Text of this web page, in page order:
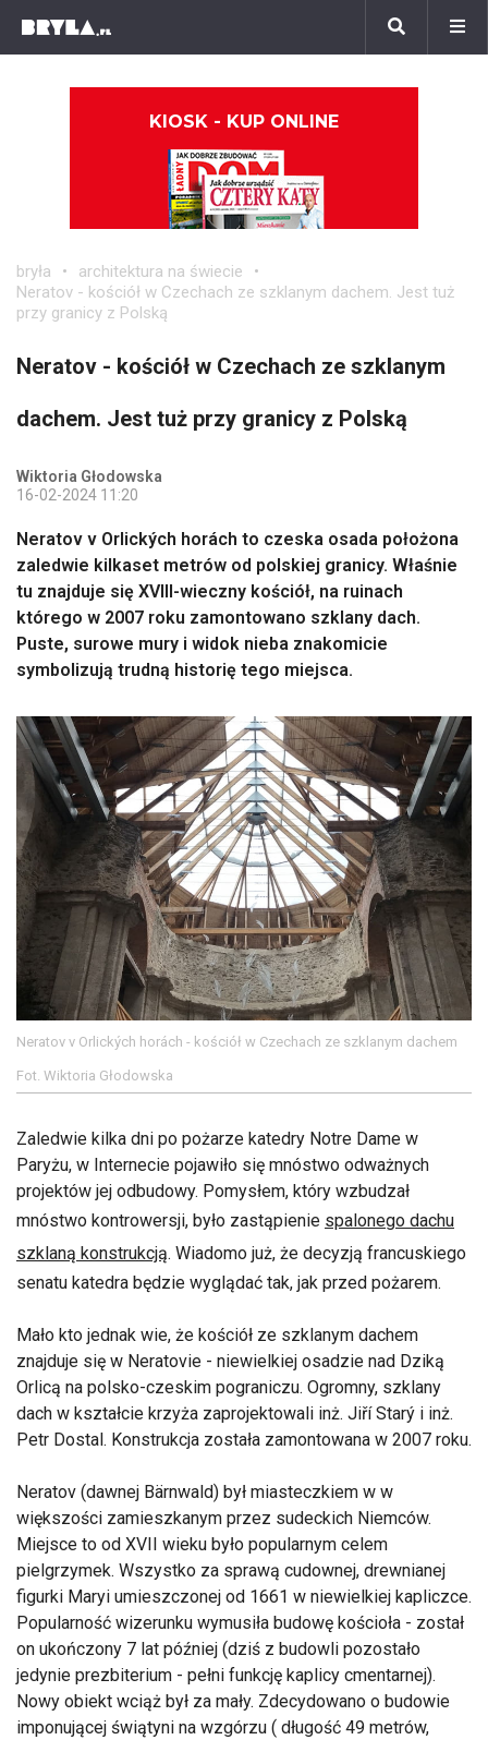
KIOSK - KUP ONLINE
bryła
architektura na świecie
Neratov - kościół w Czechach ze szklanym dachem. Jest tuż
przy granicy z Polską
Neratov - kościół w Czechach ze szklanym
dachem. Jest tuż przy granicy z Polską
Wiktoria Głodowska
16-02-2024 11:20
Neratov v Orlických horách to czeska osada położona
zaledwie kilkaset metrów od polskiej granicy. Właśnie
tu znajduje się XVIII-wieczny kościół, na ruinach
którego w 2007 roku zamontowano szklany dach.
Puste, surowe mury i widok nieba znakomicie
symbolizują trudną historię tego miejsca.
Neratov v Orlických horách - kościół w Czechach ze szklanym dachem
Fot. Wiktoria Głodowska
Zaledwie kilka dni po pożarze katedry Notre Dame w
Paryżu, w Internecie pojawiło się mnóstwo odważnych
projektów jej odbudowy. Pomysłem, który wzbudzał
mnóstwo kontrowersji, było zastąpienie spalonego dachu
szklaną konstrukcją. Wiadomo już, że decyzją francuskiego
senatu katedra będzie wyglądać tak, jak przed pożarem.
Mało kto jednak wie, że kościół ze szklanym dachem
znajduje się w Neratovie - niewielkiej osadzie nad Dziką
Orlicą na polsko-czeskim pograniczu. Ogromny, szklany
dach w kształcie krzyża zaprojektowali inż. Jiří Starý i inż.
Petr Dostal. Konstrukcja została zamontowana w 2007 roku.
Neratov (dawnej Bärnwald) był miasteczkiem w w
większości zamieszkanym przez sudeckich Niemców.
Miejsce to od XVII wieku było popularnym celem
pielgrzymek. Wszystko za sprawą cudownej, drewnianej
figurki Maryi umieszczonej od 1661 w niewielkiej kapliczce.
Popularność wizerunku wymusiła budowę kościoła - został
on ukończony 7 lat później (dziś z budowli pozostało
jedynie prezbiterium - pełni funkcję kaplicy cmentarnej).
Nowy obiekt wciąż był za mały. Zdecydowano o budowie
imponującej świątyni na wzgórzu ( długość 49 metrów,